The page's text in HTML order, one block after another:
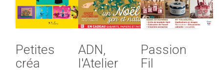
Petites
créa
ADN,
l'Atelier
Passion
Fil